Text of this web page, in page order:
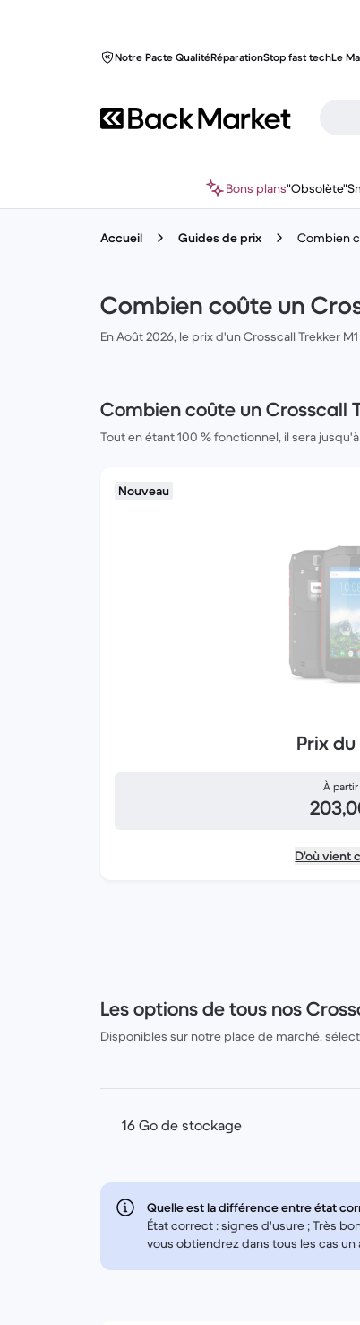
Notre Pacte QualitéRéparationStop fast techLe
Bons plans"Obsolète"
Accueil Guides de prix Combien
Combien coûte un
En Août 2026, le prix d'un Crosscall Trekker
Combien coûte un Crosscall
Tout en étant 100 % fonctionnel, il sera
Nouveau
Prix
À
D'où vient
Les options de tous nos
Disponibles sur notre place de marché,
16 Go de stockage
Quelle est la différence entre état
État correct : signes d'usure ; Très
vous obtiendrez dans tous les cas